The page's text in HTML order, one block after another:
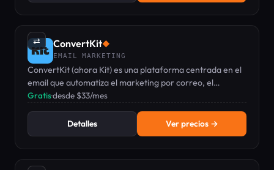
⇄ ConvertKit◆
EMAIL MARKETING
ConvertKit (ahora Kit) es una plataforma centrada en el
email que automatiza el marketing por correo, el
crecimiento de newsletters y la venta de productos
Gratis·desde $33/mes
Detalles Ver precios →